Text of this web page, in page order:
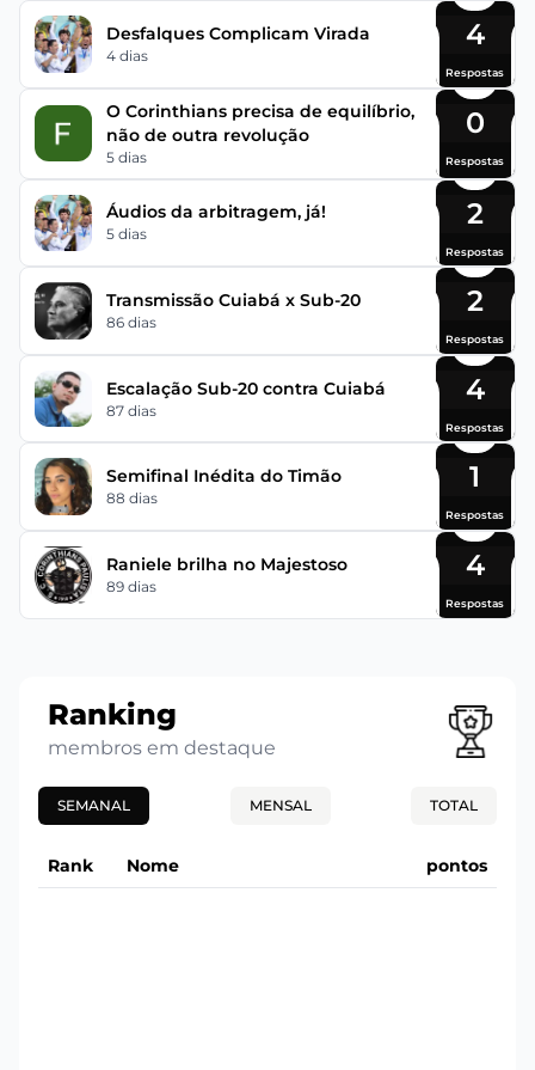
Desfalques Complicam Virada
4 dias
4
Respostas
O Corinthians precisa de equilíbrio,
não de outra revolução
5 dias
0
Respostas
Áudios da arbitragem, já!
5 dias
2
Respostas
Transmissão Cuiabá x Sub-20
86 dias
2
Respostas
Escalação Sub-20 contra Cuiabá
87 dias
4
Respostas
Semifinal Inédita do Timão
88 dias
1
Respostas
Raniele brilha no Majestoso
89 dias
4
Respostas
Ranking
membros em destaque
SEMANAL MENSAL TOTAL
Rank Nome pontos